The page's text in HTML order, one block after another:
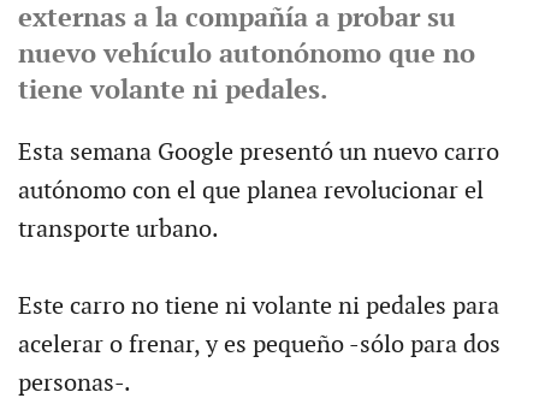
externas a la compañía a probar su
nuevo vehículo autonónomo que no
tiene volante ni pedales.
Esta semana Google presentó un nuevo carro
autónomo con el que planea revolucionar el
transporte urbano.
Este carro no tiene ni volante ni pedales para
acelerar o frenar, y es pequeño -sólo para dos
personas-.